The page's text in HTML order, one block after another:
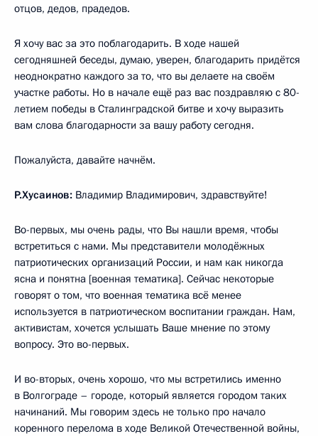
отцов, дедов, прадедов.
Я хочу вас за это поблагодарить. В ходе нашей
сегодняшней беседы, думаю, уверен, благодарить придётся
неоднократно каждого за то, что вы делаете на своём
участке работы. Но в начале ещё раз вас поздравляю с 80-
летием победы в Сталинградской битве и хочу выразить
вам слова благодарности за вашу работу сегодня.
Пожалуйста, давайте начнём.
Р.Хусаинов: Владимир Владимирович, здравствуйте!
Во-первых, мы очень рады, что Вы нашли время, чтобы
встретиться с нами. Мы представители молодёжных
патриотических организаций России, и нам как никогда
ясна и понятна [военная тематика]. Сейчас некоторые
говорят о том, что военная тематика всё менее
используется в патриотическом воспитании граждан. Нам,
активистам, хочется услышать Ваше мнение по этому
вопросу. Это во-первых.
И во-вторых, очень хорошо, что мы встретились именно
в Волгограде – городе, который является городом таких
начинаний. Мы говорим здесь не только про начало
коренного перелома в ходе Великой Отечественной войны,